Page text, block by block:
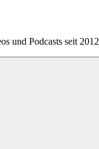
und Podcasts seit 2012